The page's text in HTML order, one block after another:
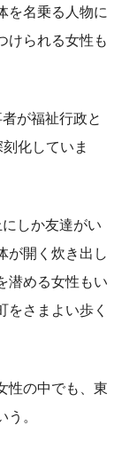
を名乗る人物に
けられる女性も
が福祉行政と
化していま
しか友達がい
が開く炊き出し
潜める女性もい
をさまよい歩く
性の中でも、東
。